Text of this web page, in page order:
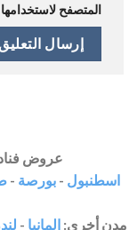
المتصفح
عروض
اسطنبول - بورصة -
مدن أخرى: المانيا -